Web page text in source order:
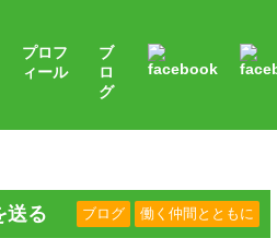
プロフ
ィール
ブ
ロ
グ
送る ブログ 働く仲間とともに